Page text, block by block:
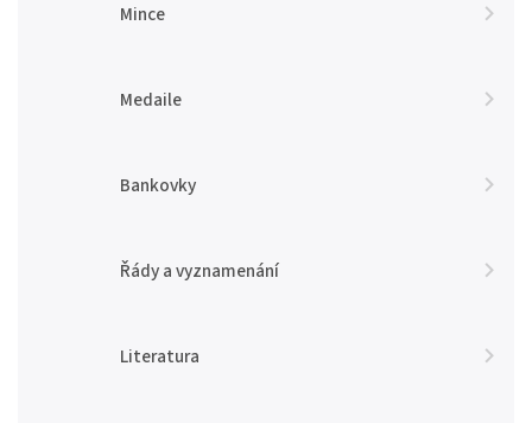
Mince
Medaile
Bankovky
Řády a vyznamenání
Literatura